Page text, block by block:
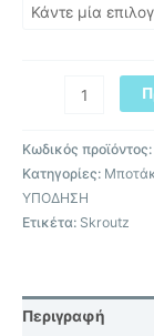
Κωδικός προϊόντος:
Κατηγορίες:
ΥΠΟΔΗΣΗ
Ετικέτα: Skroutz
Περιγραφή